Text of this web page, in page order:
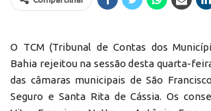
O TCM (Tribunal de Contas dos
Bahia rejeitou na sessão desta quarta-
das câmaras municipais de São
Seguro e Santa Rita de Cássia. Os